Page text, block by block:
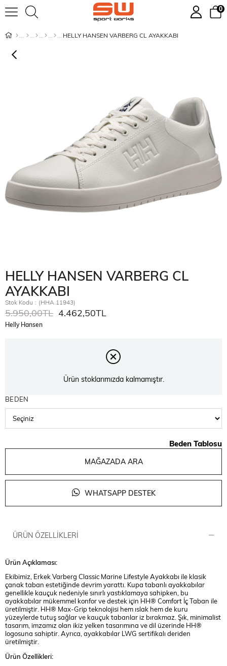
0
HELLY HANSEN VARBERG CL AYAKKABI
HELLY HANSEN VARBERG CL
AYAKKABI
Stok Kodu (HHA.11943)
5.950,00TL 4.462,50TL
Helly Hansen
Ürün stoklarımızda kalmamıştır.
BEDEN
Beden Tablosu
MAĞAZADA ARA
WHATSAPP DESTEK
ÜRÜN ÖZELLIKLERI
Ürün Açıklaması:
Ekibimiz, Erkek Varberg Classic Marine Lifestyle Ayakkabı ile klasik
çanak taban estetiğinde devrim yarattı. Kupa tabanlı ayakkabılar
genellikle kauçuk nedeniyle sınırlı yastıklamaya sahipken, bu
ayakkabılar mükemmel konfor ve destek için HH® Comfort İç Taban ile
üretilmiştir. HH® Max-Grip teknolojisi hem ıslak hem de kuru
yüzeylerde tutuş sağlar ve kauçuk tabanlar iz bırakmaz. Şık, minimalist
tasarım, imzamız olan ikiz yelken tasarımına ve dil üzerinde HH®
logosuna sahiptir. Ayrıca, ayakkabılar LWG sertifikalı deriden
üretilmiştir.
Ürün Özellikleri: